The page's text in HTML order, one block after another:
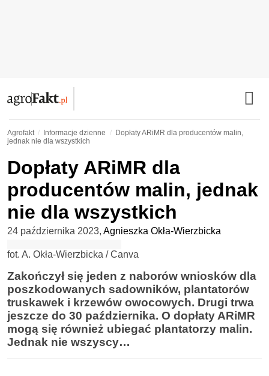
Agrofakt Informacje dzienne
Dopłaty ARiMR dla producentów malin,
jednak nie dla wszystkich
Dopłaty ARiMR dla
producentów malin, jednak
nie dla wszystkich
24 października 2023, Agnieszka Okła-Wierzbicka
fot. A. Okła-Wierzbicka / Canva
Zakończył się jeden z naborów wniosków dla
poszkodowanych sadowników, plantatorów
truskawek i krzewów owocowych. Drugi trwa
jeszcze do 30 października. O dopłaty ARiMR
mogą się również ubiegać plantatorzy malin.
Jednak nie wszyscy…